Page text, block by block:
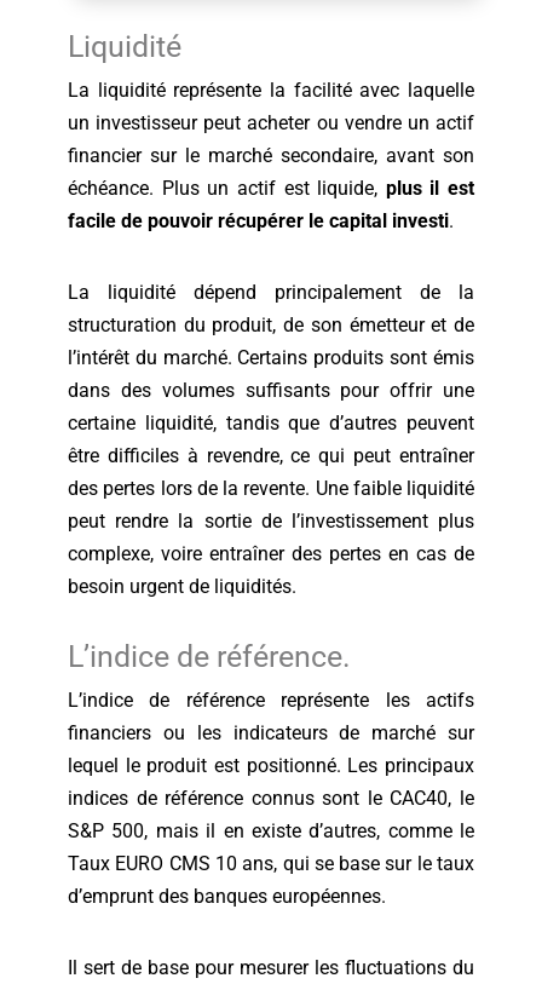
Liquidité
La liquidité représente la facilité avec laquelle
un investisseur peut acheter ou vendre un actif
financier sur le marché secondaire, avant son
échéance. Plus un actif est liquide, plus il est
facile de pouvoir récupérer le capital investi.
La liquidité dépend principalement de la
structuration du produit, de son émetteur et de
l’intérêt du marché. Certains produits sont émis
dans des volumes suffisants pour offrir une
certaine liquidité, tandis que d’autres peuvent
être difficiles à revendre, ce qui peut entraîner
des pertes lors de la revente. Une faible liquidité
peut rendre la sortie de l’investissement plus
complexe, voire entraîner des pertes en cas de
besoin urgent de liquidités.
L’indice de référence.
L’indice de référence représente les actifs
financiers ou les indicateurs de marché sur
lequel le produit est positionné. Les principaux
indices de référence connus sont le CAC40, le
S&P 500, mais il en existe d’autres, comme le
Taux EURO CMS 10 ans, qui se base sur le taux
d’emprunt des banques européennes.
Il sert de base pour mesurer les fluctuations du